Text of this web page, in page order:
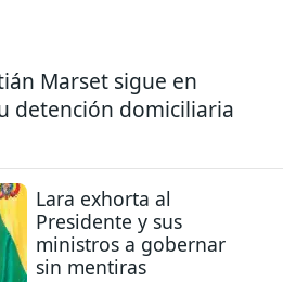
Marset sigue en
detención domiciliaria
Lara exhorta al
Presidente y sus
ministros a gobernar
sin mentiras